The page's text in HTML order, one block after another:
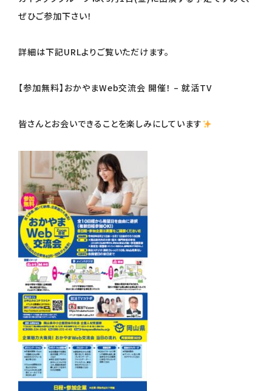
ぜひご参加下さい！
詳細は下記URLよりご覧いただけます。
【参加無料】おかやまWeb交流会 開催！ – 就活TV
皆さんとお会いできることを楽しみにしています